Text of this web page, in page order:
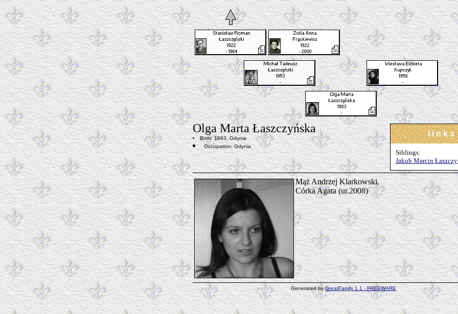
l i n k s
Siblings:
Jakub Marcin
Olga Marta Łaszczyńska
Born: 1983, Gdynia
Occupation: Gdynia
Mąż Andrzej Klarkowski.
Córka Agata (ur.2008)
Generated byGreatFamily 1.1 - FREEWARE